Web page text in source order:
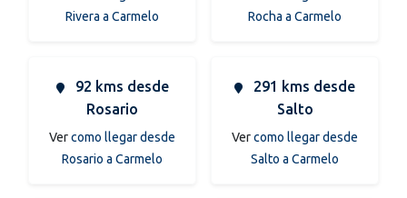
Rivera a Carmelo
Rocha a Carmelo
92 kms desde
Rosario
Vercomo llegar desde
Rosario a Carmelo
291 kms desde
Salto
Vercomo llegar desde
Salto a Carmelo